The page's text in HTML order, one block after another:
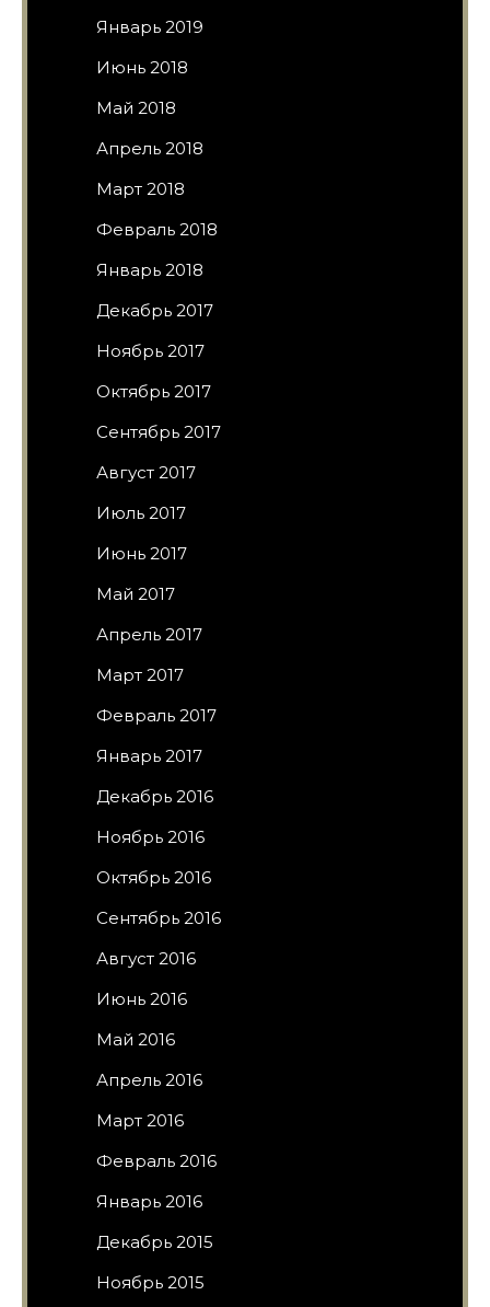
Январь 2019
Июнь 2018
Май 2018
Апрель 2018
Март 2018
Февраль 2018
Январь 2018
Декабрь 2017
Ноябрь 2017
Октябрь 2017
Сентябрь 2017
Август 2017
Июль 2017
Июнь 2017
Май 2017
Апрель 2017
Март 2017
Февраль 2017
Январь 2017
Декабрь 2016
Ноябрь 2016
Октябрь 2016
Сентябрь 2016
Август 2016
Июнь 2016
Май 2016
Апрель 2016
Март 2016
Февраль 2016
Январь 2016
Декабрь 2015
Ноябрь 2015